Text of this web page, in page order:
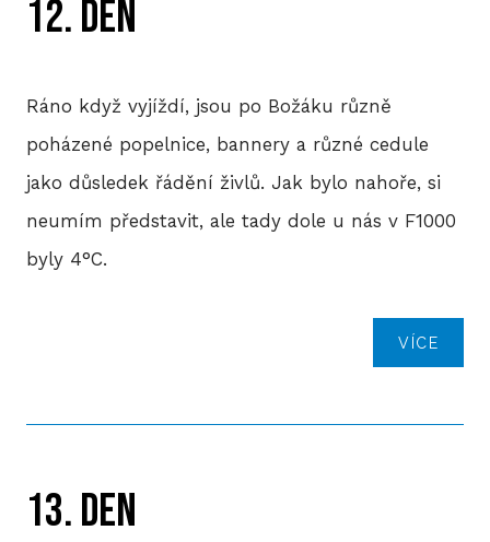
12. DEN
Ráno když vyjíždí, jsou po Božáku různě
poházené popelnice, bannery a různé cedule
jako důsledek řádění živlů. Jak bylo nahoře, si
neumím představit, ale tady dole u nás v F1000
byly 4°C.
VÍCE
13. DEN